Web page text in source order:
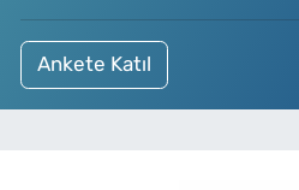
Ankete Katıl